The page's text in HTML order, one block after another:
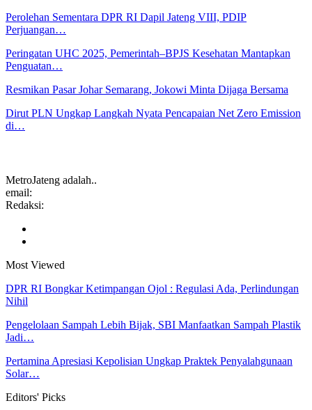
Perolehan Sementara DPR RI Dapil Jateng VIII, PDIP
Perjuangan…
Peringatan UHC 2025, Pemerintah–BPJS Kesehatan Mantapkan
Penguatan…
Resmikan Pasar Johar Semarang, Jokowi Minta Dijaga Bersama
Dirut PLN Ungkap Langkah Nyata Pencapaian Net Zero Emission
di…
MetroJateng adalah..
email:
Redaksi:
Most Viewed
DPR RI Bongkar Ketimpangan Ojol : Regulasi Ada, Perlindungan
Nihil
Pengelolaan Sampah Lebih Bijak, SBI Manfaatkan Sampah Plastik
Jadi…
Pertamina Apresiasi Kepolisian Ungkap Praktek Penyalahgunaan
Solar…
Editors' Picks